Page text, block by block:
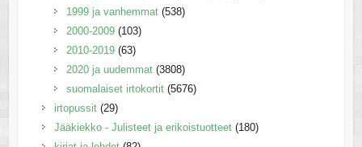
1999 ja vanhemmat (538)
2000-2009 (103)
2010-2019 (63)
2020 ja uudemmat (3808)
suomalaiset irtokortit (5676)
irtopussit (29)
Jääkiekko - Julisteet ja erikoistuotteet (180)